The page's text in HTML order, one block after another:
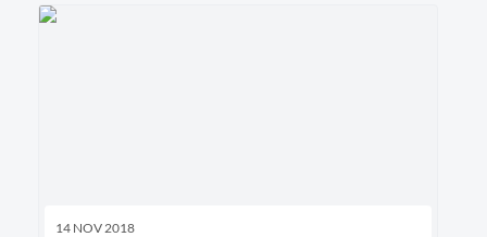
14 NOV 2018